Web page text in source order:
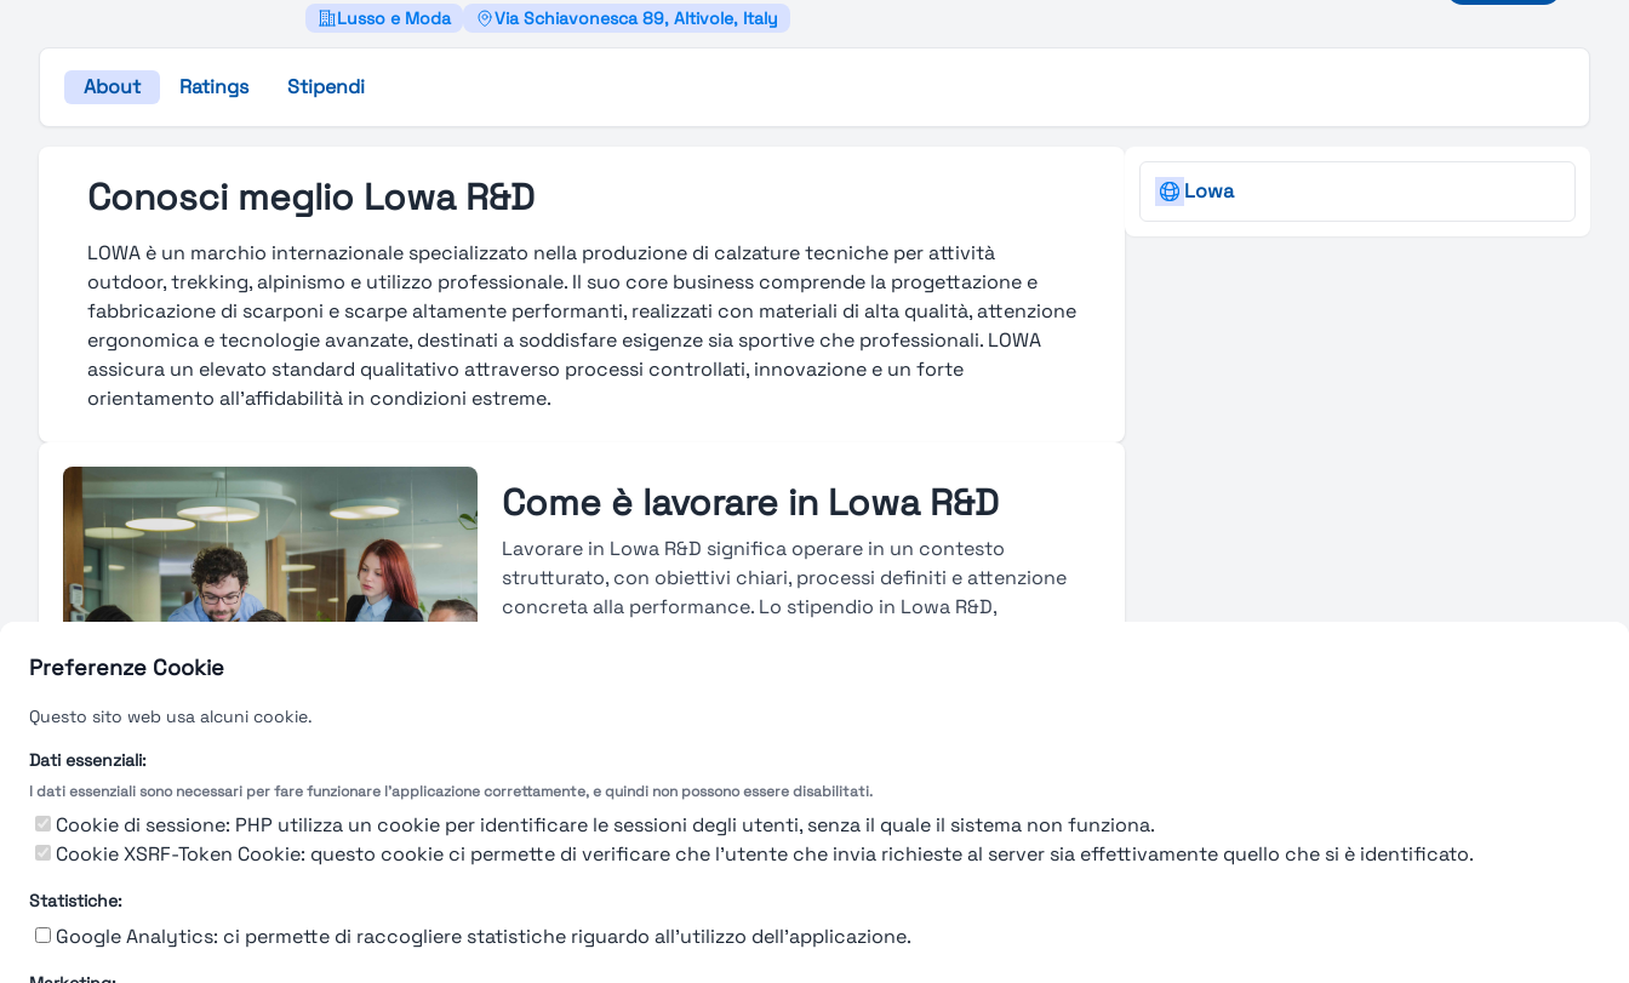
Preferenze Cookie
Questo sito web usa alcuni cookie.
Dati essenziali:
I dati essenziali sono necessari per fare funzionare l'applicazione correttamente, e quindi non possono essere disabilitati.
Cookie di sessione: PHP utilizza un cookie per identificare le sessioni degli utenti, senza il quale il sistema non funziona.
Cookie XSRF-Token Cookie: questo cookie ci permette di verificare che l'utente che invia richieste al server sia effettivamente quello che si è identificato.
Statistiche:
Google Analytics: ci permette di raccogliere statistiche riguardo all'utilizzo dell'applicazione.
Lusso e Moda Via Schiavonesca 89, Altivole, Italy
About Ratings Stipendi
Conosci meglio Lowa R&D
LOWA è un marchio internazionale specializzato nella produzione di calzature tecniche per attività
outdoor, trekking, alpinismo e utilizzo professionale. Il suo core business comprende la progettazione e
fabbricazione di scarponi e scarpe altamente performanti, realizzati con materiali di alta qualità, attenzione
ergonomica e tecnologie avanzate, destinati a soddisfare esigenze sia sportive che professionali. LOWA
assicura un elevato standard qualitativo attraverso processi controllati, innovazione e un forte
orientamento all’affidabilità in condizioni estreme.
Come è lavorare in Lowa R&D
Lavorare in Lowa R&D significa operare in un contesto
strutturato, con obiettivi chiari, processi definiti e attenzione
concreta alla performance. Lo stipendio in Lowa R&D,
Guarda le valutazioni →
Lowa